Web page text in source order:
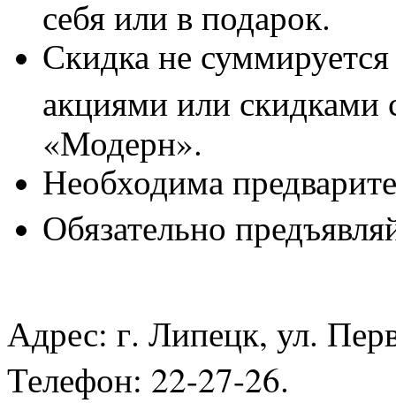
себя или в подарок.
Скидка не
акциями или скидками
«Модерн».
Необходима
Обязательно
Адрес: г. Липецк, ул.
Телефон: 22-27-26.